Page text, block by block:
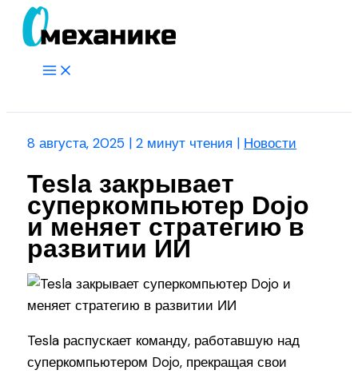
Перейти
Main
8 августа, 2025 |2 минут чтения | Новости
Tesla закрывает
суперкомпьютер Dojo
и меняет стратегию в
развитии ИИ
Tesla распускает команду, работавшую над
суперкомпьютером Dojo, прекращая свои